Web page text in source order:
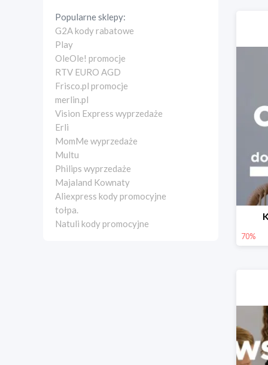
Popularne sklepy:
G2A kody rabatowe
Play
OleOle! promocje
RTV EURO AGD
Frisco.pl promocje
merlin.pl
Vision Express wyprzedaże
Erli
MomMe wyprzedaże
Multu
Philips wyprzedaże
Majaland Kownaty
Aliexpress kody promocyjne
tołpa.
Natuli kody promocyjne
70%